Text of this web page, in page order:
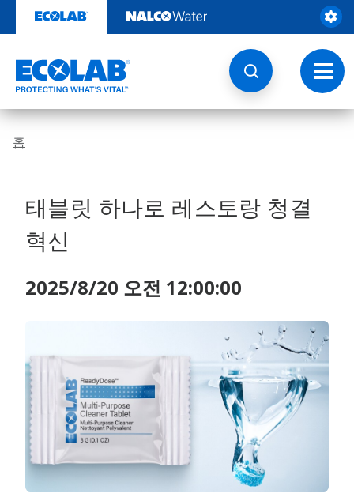
츠
기
토
글
내
비
홈
태블릿 하나로 레스토랑 청결
혁신
2025/8/20 오전 12:00:00